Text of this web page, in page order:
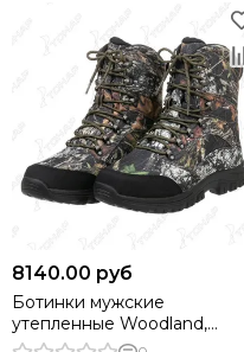
8140.00 руб
Ботинки мужские
утепленные Woodland,
мембрана Kingtex, insulation